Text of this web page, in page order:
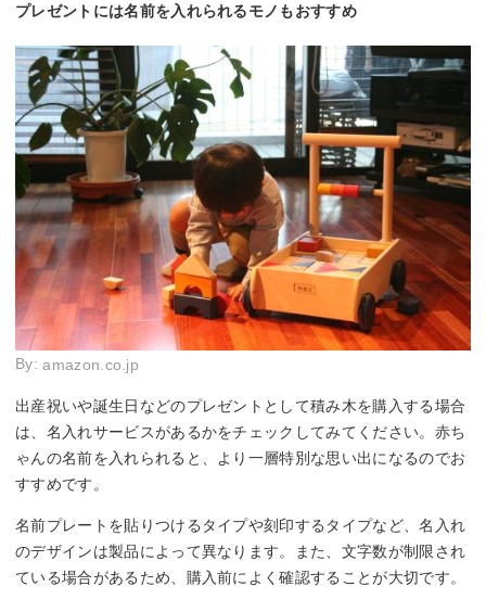
プレゼントには名前を入れられるモノもおすすめ
By:amazon.co.jp
出産祝いや誕生日などのプレゼントとして積み木を購入する場合
は、名入れサービスがあるかをチェックしてみてください。赤ち
ゃんの名前を入れられると、より一層特別な思い出になるのでお
すすめです。
名前プレートを貼りつけるタイプや刻印するタイプなど、名入れ
のデザインは製品によって異なります。また、文字数が制限され
ている場合があるため、購入前によく確認することが大切です。